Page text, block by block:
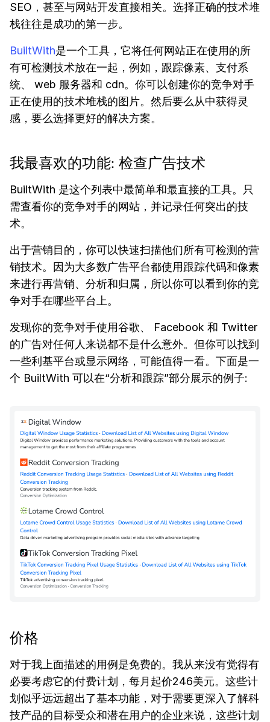
SEO，甚至与网站开发直接相关。选择正确的技术堆
栈往往是成功的第一步。
BuiltWith是一个工具，它将任何网站正在使用的所
有可检测技术放在一起，例如，跟踪像素、支付系
统、 web 服务器和 cdn。你可以创建你的竞争对手
正在使用的技术堆栈的图片。然后要么从中获得灵
感，要么选择更好的解决方案。
我最喜欢的功能: 检查广告技术
BuiltWith 是这个列表中最简单和最直接的工具。只
需查看你的竞争对手的网站，并记录任何突出的技
术。
出于营销目的，你可以快速扫描他们所有可检测的营
销技术。因为大多数广告平台都使用跟踪代码和像素
来进行再营销、分析和归属，所以你可以看到你的竞
争对手在哪些平台上。
发现你的竞争对手使用谷歌、 Facebook 和 Twitter
的广告对任何人来说都不是什么意外。但你可以找到
一些利基平台或显示网络，可能值得一看。下面是一
个 BuiltWith 可以在“分析和跟踪”部分展示的例子:
价格
对于我上面描述的用例是免费的。我从来没有觉得有
必要考虑它的付费计划，每月起价246美元。这些计
划似乎远远超出了基本功能，对于需要更深入了解科
技产品的目标受众和潜在用户的企业来说，这些计划